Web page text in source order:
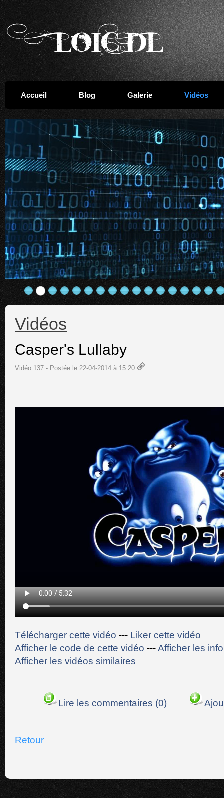
Accueil Blog Galerie Vidéos
Vidéos
Casper's Lullaby
Vidéo 137 - Postée le 22-04-2014 à 15:20
Télécharger cette vidéo --- Liker cette vidéo
Afficher le code de cette vidéo ---Afficher les
Afficher les vidéos similaires
Lire les commentaires (0)
Retour